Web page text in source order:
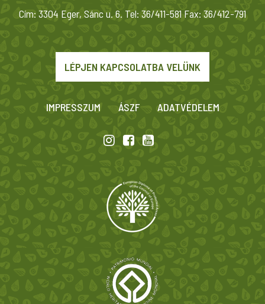
Cím: 3304 Eger, Sánc u. 6. Tel: 36/411-581 Fax: 36/412-791
LÉPJEN KAPCSOLATBA VELÜNK
IMPRESSZUM ÁSZF ADATVÉDELEM